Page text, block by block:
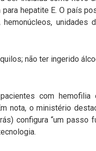
hepatite E. O país
não ter ingerido
com
nota, o ministério
configura “um passo